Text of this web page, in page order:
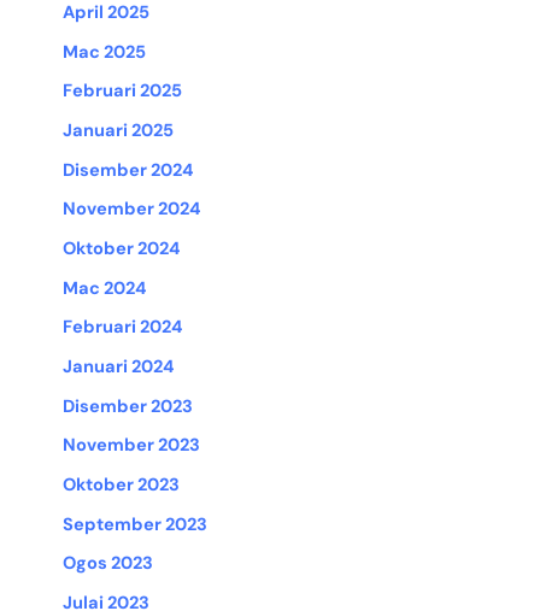
April 2025
Mac 2025
Februari 2025
Januari 2025
Disember 2024
November 2024
Oktober 2024
Mac 2024
Februari 2024
Januari 2024
Disember 2023
November 2023
Oktober 2023
September 2023
Ogos 2023
Julai 2023